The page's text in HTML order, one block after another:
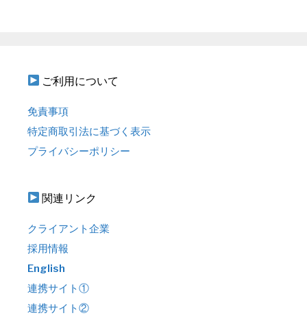
ご利用について
免責事項
特定商取引法に基づく表示
プライバシーポリシー
関連リンク
クライアント企業
採用情報
English
連携サイト①
連携サイト②